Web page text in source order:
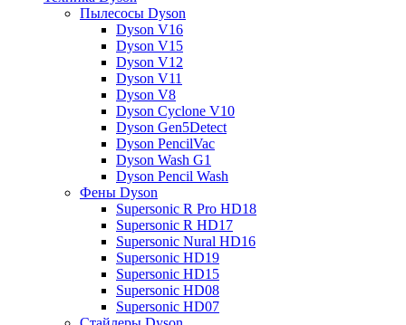
Пылесосы Dyson
Dyson V16
Dyson V15
Dyson V12
Dyson V11
Dyson V8
Dyson Cyclone V10
Dyson Gen5Detect
Dyson PencilVac
Dyson Wash G1
Dyson Pencil Wash
Фены Dyson
Supersonic R Pro HD18
Supersonic R HD17
Supersonic Nural HD16
Supersonic HD19
Supersonic HD15
Supersonic HD08
Supersonic HD07